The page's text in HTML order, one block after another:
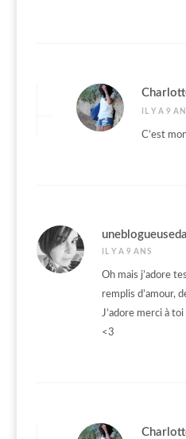
IL Y A 9
C’est
IL Y A 9 ANS
Oh mais j’adore
remplis d’amour,
J’adore merci à
<3